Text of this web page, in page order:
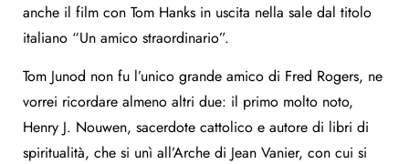
anche il film con Tom Hanks in uscita nella sale dal titolo
italiano “Un amico straordinario”.
Tom Junod non fu l’unico grande amico di Fred Rogers, ne
vorrei ricordare almeno altri due: il primo molto noto,
Henry J. Nouwen, sacerdote cattolico e autore di libri di
spiritualità, che si unì all’Arche di Jean Vanier, con cui si